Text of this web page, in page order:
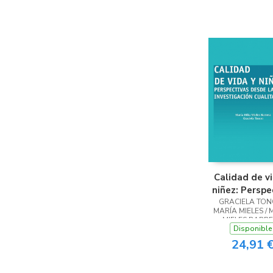
Calidad de
niñez:
desde la
cualitativa
GRACIELA
MARÍA MIELES /
MIELES
Disponible
24,91